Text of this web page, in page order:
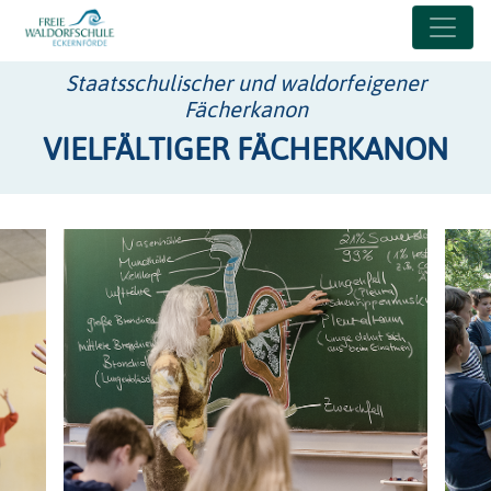
Staatsschulischer und waldorfeigener
Fächerkanon
VIELFÄLTIGER FÄCHERKANON